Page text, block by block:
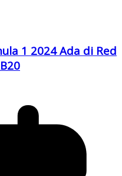
1 2024 Ada di Red